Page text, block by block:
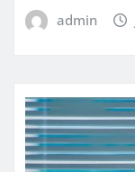
admin